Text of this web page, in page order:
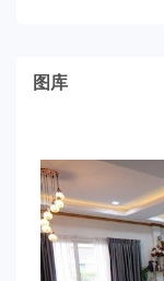
图库